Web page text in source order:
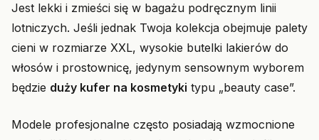
Jest lekki i zmieści się w bagażu podręcznym linii
lotniczych. Jeśli jednak Twoja kolekcja obejmuje palety
cieni w rozmiarze XXL, wysokie butelki lakierów do
włosów i prostownicę, jedynym sensownym wyborem
będzie duży kufer na kosmetyki typu „beauty case”.
Modele profesjonalne często posiadają wzmocnione